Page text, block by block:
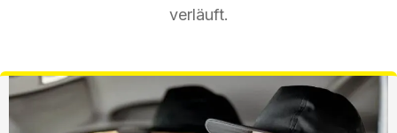
verläuft.